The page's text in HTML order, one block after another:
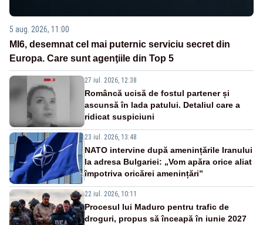
5 aug. 2026, 11:00
MI6, desemnat cel mai puternic serviciu secret din
Europa. Care sunt agenţiile din Top 5
27 iul. 2026, 12:38
Româncă ucisă de fostul partener și
ascunsă în lada patului. Detaliul care a
ridicat suspiciuni
23 iul. 2026, 13:48
NATO intervine după amenințările Iranului
la adresa Bulgariei: „Vom apăra orice aliat
împotriva oricărei amenințări”
22 iul. 2026, 10:11
Procesul lui Maduro pentru trafic de
droguri, propus să înceapă în iunie 2027